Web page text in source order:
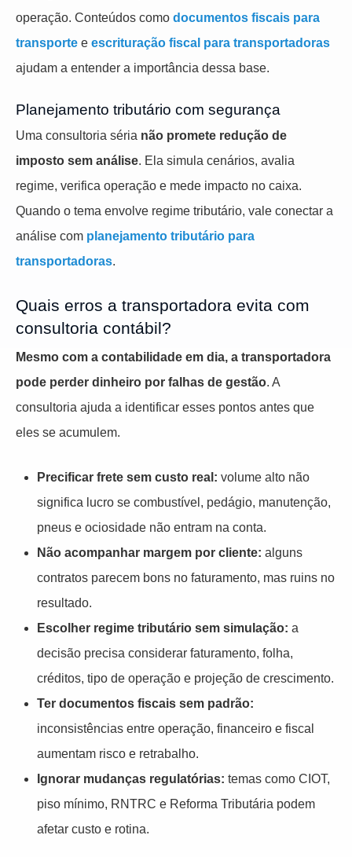
operação. Conteúdos como documentos fiscais para
transporte e escrituração fiscal para transportadoras
ajudam a entender a importância dessa base.
Planejamento tributário com segurança
Uma consultoria séria não promete redução de
imposto sem análise. Ela simula cenários, avalia
regime, verifica operação e mede impacto no caixa.
Quando o tema envolve regime tributário, vale conectar a
análise com planejamento tributário para
transportadoras.
Quais erros a transportadora evita com
consultoria contábil?
Mesmo com a contabilidade em dia, a transportadora
pode perder dinheiro por falhas de gestão. A
consultoria ajuda a identificar esses pontos antes que
eles se acumulem.
Precificar frete sem custo real: volume alto não
significa lucro se combustível, pedágio, manutenção,
pneus e ociosidade não entram na conta.
Não acompanhar margem por cliente: alguns
contratos parecem bons no faturamento, mas ruins no
resultado.
Escolher regime tributário sem simulação: a
decisão precisa considerar faturamento, folha,
créditos, tipo de operação e projeção de crescimento.
Ter documentos fiscais sem padrão:
inconsistências entre operação, financeiro e fiscal
aumentam risco e retrabalho.
Ignorar mudanças regulatórias: temas como CIOT,
piso mínimo, RNTRC e Reforma Tributária podem
afetar custo e rotina.